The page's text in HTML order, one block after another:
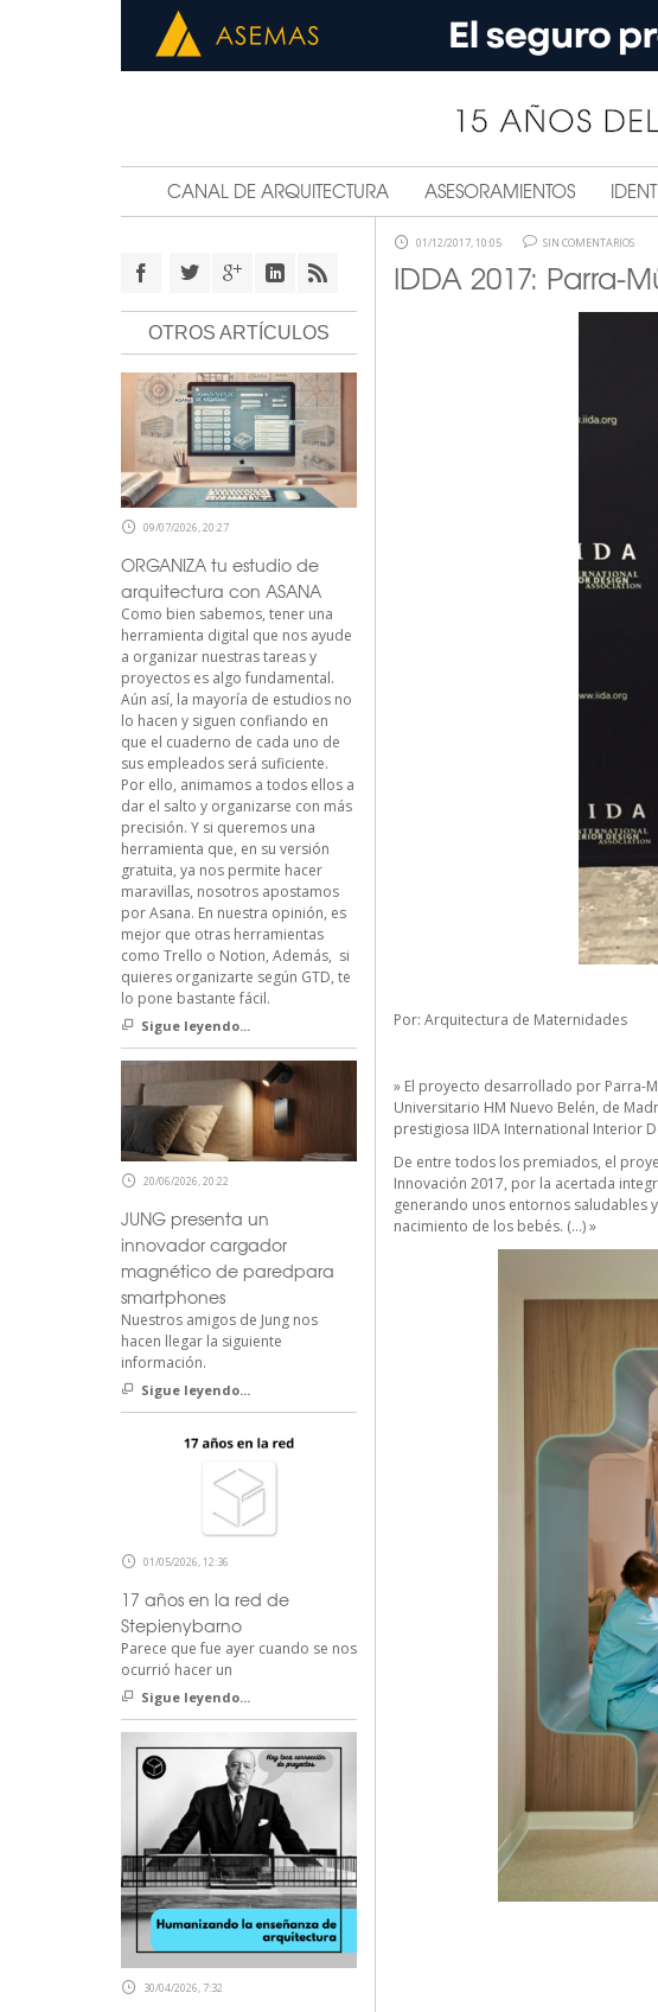
CANAL DE ARQUITECTURA ASESORAMIENTOS
01/12/2017, 10:05 SIN COMENTARIOS
IDDA 2017:
Por: Arquitectura de Maternidades
» El proyecto desarrollado por Parra-
Universitario HM Nuevo Belén, de
prestigiosa IIDA International Interior
De entre todos los premiados, el
Innovación 2017, por la acertada
generando unos entornos saludables
nacimiento de los bebés. (…) »
OTROS ARTÍCULOS
09/07/2026, 20:27
ORGANIZA tu estudio de
arquitectura con ASANA
Como bien sabemos, tener una
herramienta digital que nos ayude
a organizar nuestras tareas y
proyectos es algo fundamental.
Aún así, la mayoría de estudios no
lo hacen y siguen confiando en
que el cuaderno de cada uno de
sus empleados será suficiente.
Por ello, animamos a todos ellos a
dar el salto y organizarse con más
precisión. Y si queremos una
herramienta que, en su versión
gratuita, ya nos permite hacer
maravillas, nosotros apostamos
por Asana. En nuestra opinión, es
mejor que otras herramientas
como Trello o Notion, Además, si
quieres organizarte según GTD, te
lo pone bastante fácil.
Sigue leyendo...
20/06/2026, 20:22
JUNG presenta un
innovador cargador
magnético de paredpara
smartphones
Nuestros amigos de Jung nos
hacen llegar la siguiente
información.
Sigue leyendo...
01/05/2026, 12:36
17 años en la red de
Stepienybarno
Parece que fue ayer cuando se nos
ocurrió hacer un
Sigue leyendo...
30/04/2026, 7:32